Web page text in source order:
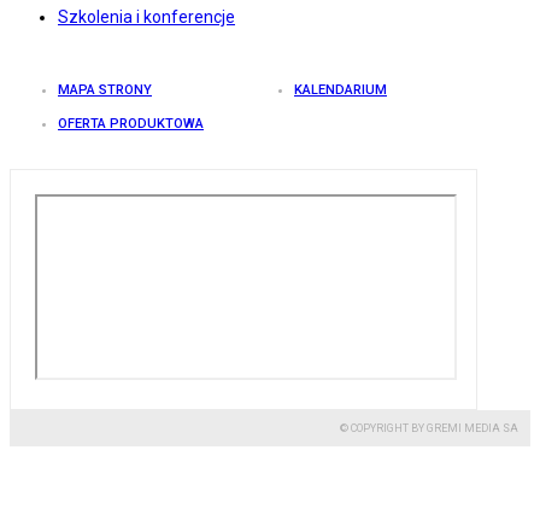
Szkolenia i konferencje
MAPA STRONY KALENDARIUM
OFERTA PRODUKTOWA
© COPYRIGHT BY GREMI MEDIA SA